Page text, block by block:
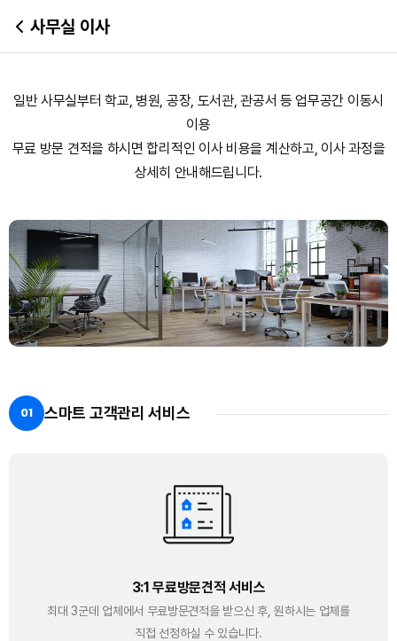
사무실 이사
일반 사무실부터 학교, 병원, 공장, 도서관, 관공서 등 업무공간 이동시
이용
무료 방문 견적을 하시면 합리적인 이사 비용을 계산하고, 이사 과정을
상세히 안내해드립니다.
01 스마트 고객관리 서비스
3:1 무료방문견적 서비스
최대 3군데 업체에서 무료방문견적을 받으신 후, 원하시는 업체를
직접 선정하실 수 있습니다.